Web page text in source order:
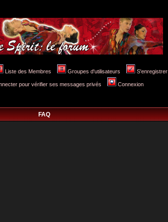
Liste des Membres Groupes d'utilisateurs S'enregistrer
pour vérifier ses messages privés Connexion
FAQ